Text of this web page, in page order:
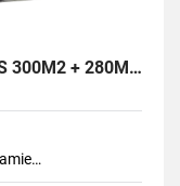
VENDO (2) TERRENOS CONTIGUOS 300M2 + 280M2 HIGUEROTE
Estacionamiento